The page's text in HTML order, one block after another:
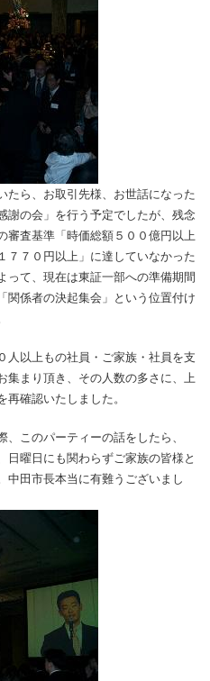
たら、お取引先様、お世話になった
謝の会」を行う予定でしたが、残念
審査基準「時価総額５００億円以上
７７０円以上」に達していなかった
って、現在は東証一部への準備期間
関係者の決起集会」という位置付け
人以上もの社員・ご家族・社員を支
集まり頂き、その人数の多さに、上
確認いたしました。
、このパーティーの話をしたら、
日曜日にも関わらずご家族の皆様と
中田市長本当に有難うございまし